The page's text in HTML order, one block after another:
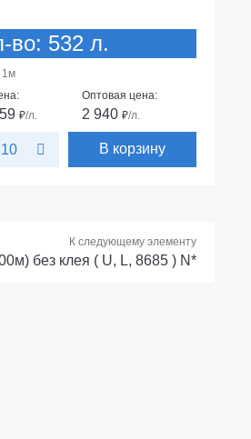
во: 532 л.
1м
₽/л.
Оптовая цена:
2 940₽/л.
10 В корзину
К следующему элементу
без клея ( U, L, 8685 ) N*